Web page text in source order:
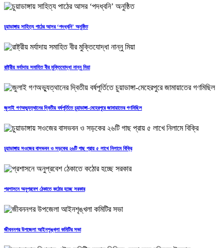
চুয়াডাঙ্গায় সাহিত্য পাঠের আসর ‘পদধ্বনি’ অনুষ্ঠিত
রাষ্ট্রীয় মর্যাদায় সমাহিত বীর মুক্তিযোদ্ধা নান্নু মিয়া
জুলাই গণঅভ্যুত্থানের দ্বিতীয় বর্ষপূর্তিতে চুয়াডাঙ্গা-মেহেরপুরে জামায়াতের গণমিছিল
চুয়াডাঙ্গায় সওজের বাসভবন ও সড়কের ২৬টি গাছ প্রায় ৫ লাখে নিলামে বিক্রি
প্রশাসনে অনুপ্রবেশ ঠেকাতে কঠোর হচ্ছে সরকার
জীবননগর উপজেলা আইনশৃঙ্খলা কমিটির সভা